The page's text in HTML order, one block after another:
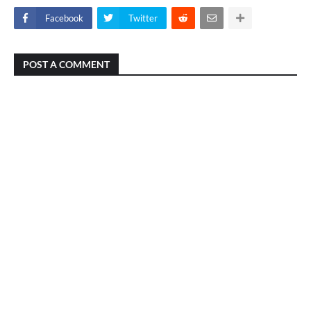
Facebook Twitter
POST A COMMENT